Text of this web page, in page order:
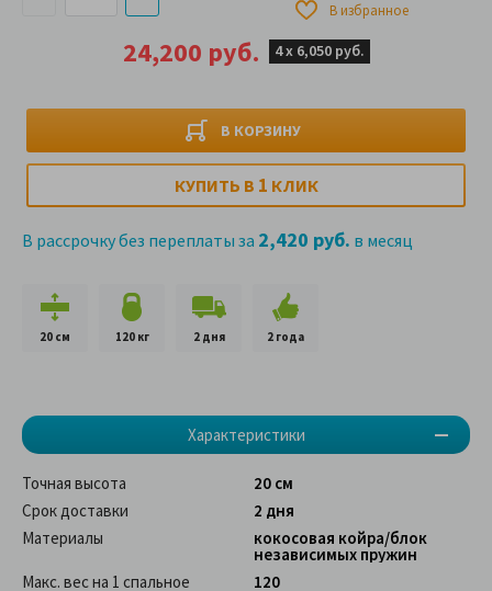
24,200 руб. 4 х 6,050 руб.
В КОРЗИНУ
В избранное
КУПИТЬ В 1 КЛИК
В рассрочку без переплаты за 2,420 руб. в месяц
20 см 120 кг 2 дня 2 года
Характеристики
Точная высота
20 см
Срок доставки
2 дня
Материалы
кокосовая койра/блок
независимых пружин
Макс. вес на 1 спальное
120